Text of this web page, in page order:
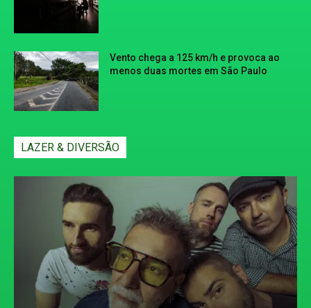
Vento chega a 125 km/h e provoca ao
menos duas mortes em São Paulo
LAZER & DIVERSÃO